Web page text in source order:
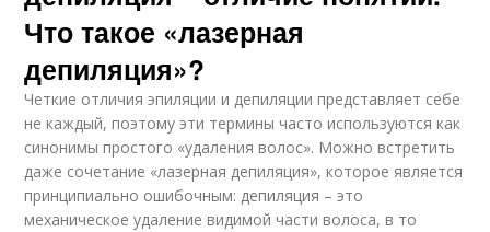
Что такое «лазерная
депиляция»?
Четкие отличия эпиляции и депиляции представляет себе
не каждый, поэтому эти термины часто используются как
синонимы простого «удаления волос». Можно встретить
даже сочетание «лазерная депиляция», которое является
принципиально ошибочным: депиляция – это
механическое удаление видимой части волоса, в то